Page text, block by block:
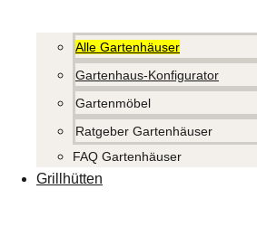
Alle Gartenhäuser
Gartenhaus-Konfigurator
Gartenmöbel
Ratgeber Gartenhäuser
FAQ Gartenhäuser
Grillhütten